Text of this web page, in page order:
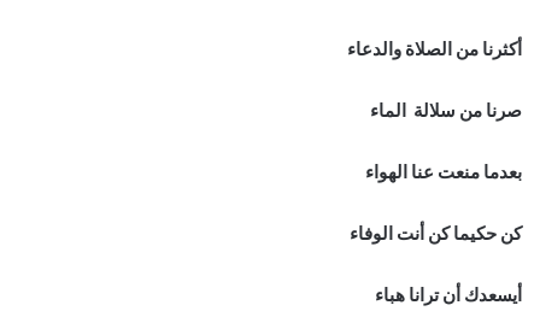
أكثرنا من الصلاة والدعاء
صرنا من سلالة الماء
بعدما منعت عنا الهواء
كن حكيما كن أنت الوفاء
أيسعدك أن ترانا هباء